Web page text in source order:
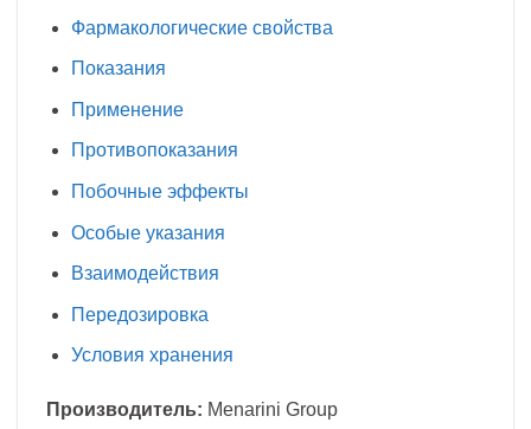
Фармакологические свойства
Показания
Применение
Противопоказания
Побочные эффекты
Особые указания
Взаимодействия
Передозировка
Условия хранения
Производитель: Menarini Group